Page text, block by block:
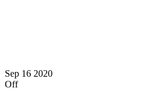
Sep 16 2020
Off